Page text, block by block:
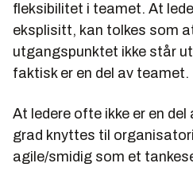
fleksibilitet i teamet. At
eksplisitt, kan tolkes som
utgangspunktet ikke står
faktisk er en del av teamet.
At ledere ofte ikke er en
grad knyttes til
agile/smidig som et